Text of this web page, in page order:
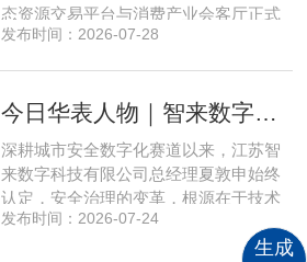
生成
态资源交易平台与消费产业会客厅正式
签署合作协议，标志着立足华表生态资
源交易平台董事长吴海花，消费产业会
资管理有限公司总经理孙燕南
发布时间：2026-07-28
今日华表人物｜智来数字总经理夏敦申：探寻城市风险 AI 防控创新之路
深耕城市安全数字化赛道以来，江苏智
来数字科技有限公司总经理夏敦申始终
认定，安全治理的变革，根源在于技术
模式的革新。在他看来，智慧消防不只
是简单的设备智能化，而是打通感知、
发布时间：2026-07-24